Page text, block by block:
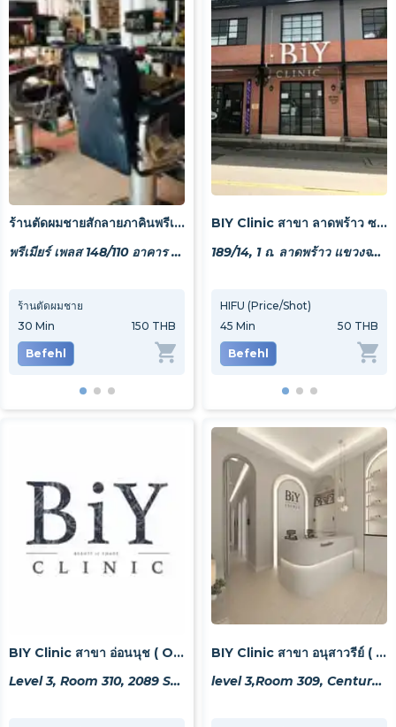
ร้านตัดผมชายสักลายภาคินพรีเมียร์
พรีเมียร์ เพลส 148/110 อาคาร 3 ถ. เสรี 9 แขวงสวนหลวง เขตสวนหลวง กรุงเทพมหานคร 10250
ร้านตัดผมชาย
30 Min 150 THB
Befehl
ตัดหรือโกน
Min 150 THB
Befehl
120
BIY Clinic สาขา ลาดพร้าว ซอย 1 ( Ladprao Soi 1 Branch )
189/14, 1 ถ. ลาดพร้าว แขวงจอมพล เขตจตุจักร กรุงเทพมหานคร 10900, Thailand
HIFU (Price/Shot)
45 Min 50 THB
Befehl
BIY Clinic สาขา อ่อนนุช ( Onnut Branch )
Level 3, Room 310, 2089 Sukhumvit Rd, Khwaeng Phra Khanong Nuea, Watthana, Krung Thep Maha Nakhon 10260, Thailand
BIY Clinic สาขา อนุสาวรีย์ ( Victory Monument Branch)
level 3,Room 309, Century The Movie Plaza, 15 Phaya Thai Rd, Khwaeng Thanon Phaya Thai, Khet Ratchathewi, Krung Thep Maha Nakhon 10400, Thailand